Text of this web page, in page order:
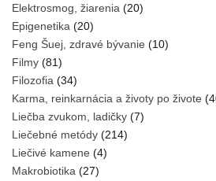
Elektrosmog, žiarenia (20)
Epigenetika (20)
Feng Šuej, zdravé bývanie (10)
Filmy (81)
Filozofia (34)
Karma, reinkarnácia a životy po živote
Liečba zvukom, ladičky (7)
Liečebné metódy (214)
Liečivé kamene (4)
Makrobiotika (27)